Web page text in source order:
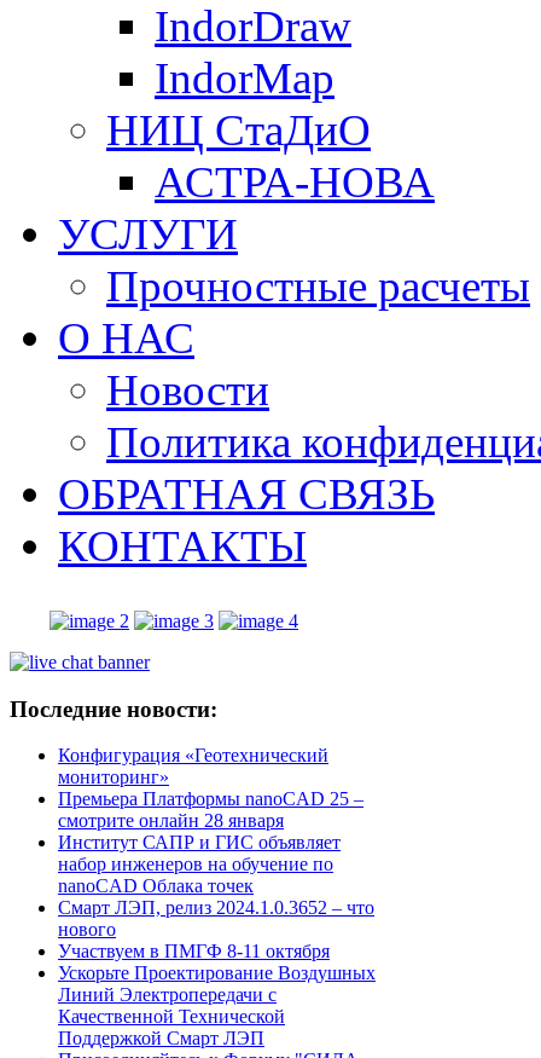
IndorDraw
IndorMap
НИЦ СтаДиО
АСТРА-НОВА
УСЛУГИ
Прочностные расчеты
О НАС
Новости
Политика
ОБРАТНАЯ СВЯЗЬ
КОНТАКТЫ
Последние новости:
Конфигурация «Геотехнический
мониторинг»
Премьера Платформы nanoCAD 25 –
смотрите онлайн 28 января
Институт САПР и ГИС объявляет
набор инженеров на обучение по
nanoCAD Облака точек
Смарт ЛЭП, релиз 2024.1.0.3652 – что
нового
Участвуем в ПМГФ 8-11 октября
Ускорьте Проектирование Воздушных
Линий Электропередачи с
Качественной Технической
Поддержкой Смарт ЛЭП